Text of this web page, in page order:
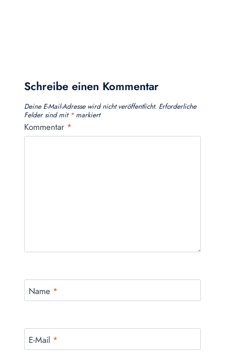
Schreibe einen Kommentar
Deine E-Mail-Adresse wird nicht veröffentlicht. Erforderliche
Felder sind mit *markiert
Kommentar *
Name *
E-Mail *